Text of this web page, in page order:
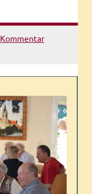
Kommentar